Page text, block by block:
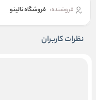
فروشنده: فروشگاه نالینو
نظرات کاربران